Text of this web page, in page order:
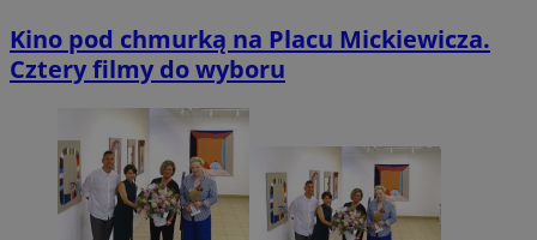
Kino pod chmurką na Placu Mickiewicza.
Cztery filmy do wyboru